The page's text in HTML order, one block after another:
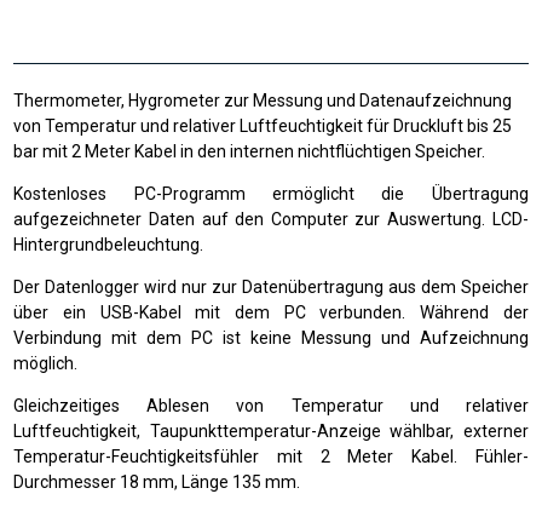
Thermometer, Hygrometer zur Messung und Datenaufzeichnung
von Temperatur und relativer Luftfeuchtigkeit für Druckluft bis 25
bar mit 2 Meter Kabel in den internen nichtflüchtigen Speicher.
Kostenloses PC-Programm ermöglicht die Übertragung
aufgezeichneter Daten auf den Computer zur Auswertung. LCD-
Hintergrundbeleuchtung.
Der Datenlogger wird nur zur Datenübertragung aus dem Speicher
über ein USB-Kabel mit dem PC verbunden. Während der
Verbindung mit dem PC ist keine Messung und Aufzeichnung
möglich.
Gleichzeitiges Ablesen von Temperatur und relativer
Luftfeuchtigkeit, Taupunkttemperatur-Anzeige wählbar, externer
Temperatur-Feuchtigkeitsfühler mit 2 Meter Kabel. Fühler-
Durchmesser 18 mm, Länge 135 mm.